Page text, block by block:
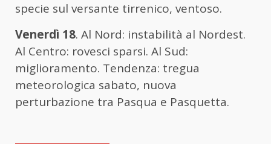
specie sul versante tirrenico, ventoso.
Venerdì 18. Al Nord: instabilità al Nordest.
Al Centro: rovesci sparsi. Al Sud:
miglioramento. Tendenza: tregua
meteorologica sabato, nuova
perturbazione tra Pasqua e Pasquetta.